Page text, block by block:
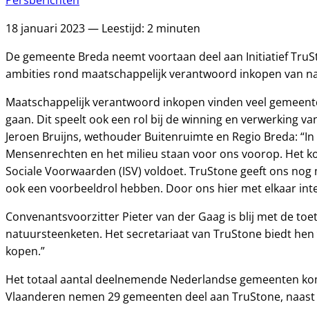
18 januari 2023 — Leestijd: 2 minuten
De gemeente Breda neemt voortaan deel aan Initiatief
ambities rond maatschappelijk verantwoord inkopen van
Maatschappelijk verantwoord inkopen vinden veel
gaan. Dit speelt ook een rol bij de winning en verwerking
Jeroen Bruijns, wethouder Buitenruimte en Regio Breda:
Mensenrechten en het milieu staan voor ons voorop. Het
Sociale Voorwaarden (ISV) voldoet. TruStone geeft ons
ook een voorbeeldrol hebben. Door ons hier met elkaar
Convenantsvoorzitter Pieter van der Gaag is blij met de
natuursteenketen. Het secretariaat van TruStone biedt
kopen.”
Het totaal aantal deelnemende Nederlandse gemeenten
Vlaanderen nemen 29 gemeenten deel aan TruStone,